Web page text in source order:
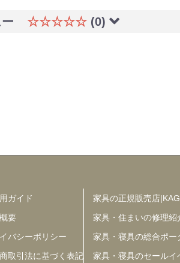
☆☆☆☆☆ (0)
ガイド
要
バシーポリシー
取引法に基づく表記
家具の正規販売店
家具・住まいの修理紹
家具・寝具の総合ポー
家具・寝具のセールイ